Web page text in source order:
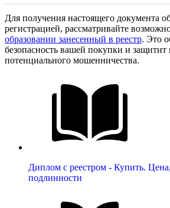
Для получения настоящего документа
регистрацией, рассматривайте
образовании занесенный в реестр. Это
безопасность вашей покупки и защитит
потенциального мошенничества.
Диплом с реестром - Купить.
подлинности